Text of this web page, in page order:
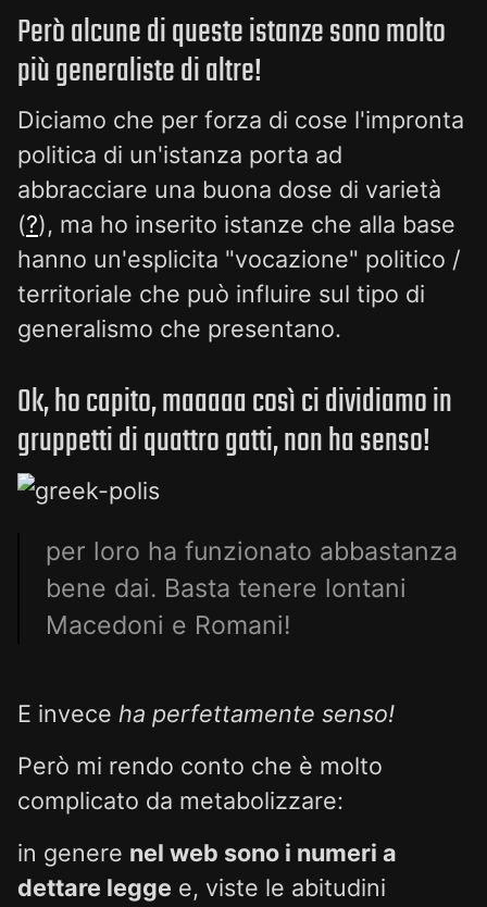
Però alcune di queste istanze sono molto
più generaliste di altre!
Diciamo che per forza di cose l'impronta
politica di un'istanza porta ad
abbracciare una buona dose di varietà
(?), ma ho inserito istanze che alla base
hanno un'esplicita "vocazione" politico /
territoriale che può influire sul tipo di
generalismo che presentano.
Ok, ho capito, maaaaa così ci dividiamo in
gruppetti di quattro gatti, non ha senso!
per loro ha funzionato abbastanza
bene dai. Basta tenere lontani
Macedoni e Romani!
E invece ha perfettamente senso!
Però mi rendo conto che è molto
complicato da metabolizzare:
in genere nel web sono i numeri a
dettare legge e, viste le abitudini